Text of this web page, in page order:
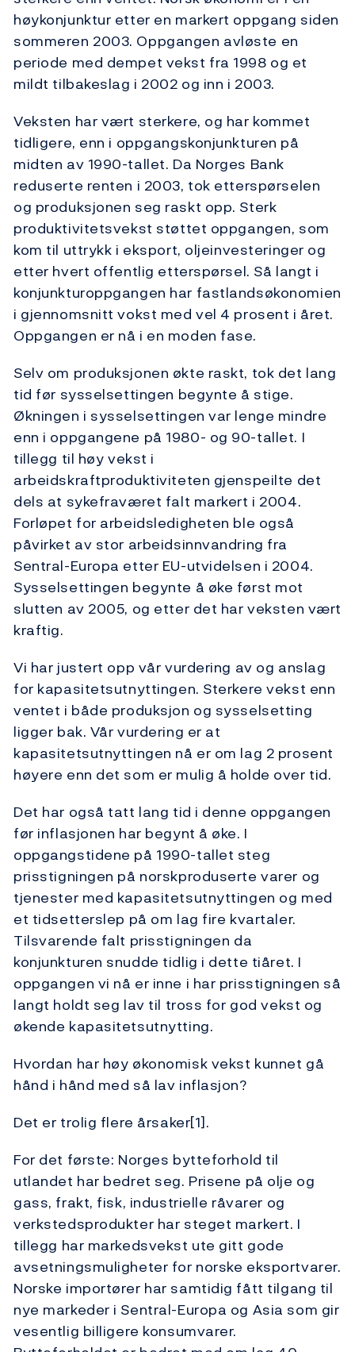
høykonjunktur etter en markert oppgang siden
sommeren 2003. Oppgangen avløste en
periode med dempet vekst fra 1998 og et
mildt tilbakeslag i 2002 og inn i 2003.
Veksten har vært sterkere, og har kommet
tidligere, enn i oppgangskonjunkturen på
midten av 1990-tallet. Da Norges Bank
reduserte renten i 2003, tok etterspørselen
og produksjonen seg raskt opp. Sterk
produktivitetsvekst støttet oppgangen, som
kom til uttrykk i eksport, oljeinvesteringer og
etter hvert offentlig etterspørsel. Så langt i
konjunkturoppgangen har fastlandsøkonomien
i gjennomsnitt vokst med vel 4 prosent i året.
Oppgangen er nå i en moden fase.
Selv om produksjonen økte raskt, tok det lang
tid før sysselsettingen begynte å stige.
Økningen i sysselsettingen var lenge mindre
enn i ­oppgangene på 1980- og 90-tallet. I
tillegg til høy vekst i
arbeidskraftproduktiviteten gjenspeilte det
dels at sykefraværet falt markert i 2004.
Forløpet for arbeidsledigheten ble også
påvirket av stor arbeidsinnvandring fra
Sentral-Europa etter EU-utvidelsen i 2004.
Sysselsettingen begynte å øke først mot
slutten av 2005, og etter det har veksten vært
kraftig.
Vi har justert opp vår vurdering av og anslag
for kapasitetsutnyttingen. Sterkere vekst enn
ventet i både produksjon og sysselsetting
ligger bak. Vår vurdering er at
kapasitetsutnyttingen nå er om lag 2 prosent
høyere enn det som er mulig å holde over tid.
Det har også tatt lang tid i denne oppgangen
før inflasjonen har begynt å øke. I
oppgangstidene på 1990-tallet steg
prisstigningen på norskproduserte varer og
tjenester med kapasitetsutnyttingen og med
et tidsetterslep på om lag fire kvartaler.
Tilsvarende falt prisstigningen da
konjunkturen snudde tidlig i dette tiåret. I
oppgangen vi nå er inne i har prisstigningen så
langt holdt seg lav til tross for god vekst og
økende kapasitetsutnytting.
Hvordan har høy økonomisk vekst kunnet gå
hånd i hånd med så lav inflasjon?
Det er trolig flere årsaker[1].
For det første: Norges bytteforhold til
utlandet har bedret seg. Prisene på olje og
gass, frakt, fisk, industrielle råvarer og
verkstedsprodukter har steget markert. I
tillegg har markedsvekst ute gitt gode
avsetningsmuligheter for norske eksportvarer.
Norske importører har samtidig fått tilgang til
nye markeder i Sentral-Europa og Asia som gir
vesentlig billigere konsumvarer.